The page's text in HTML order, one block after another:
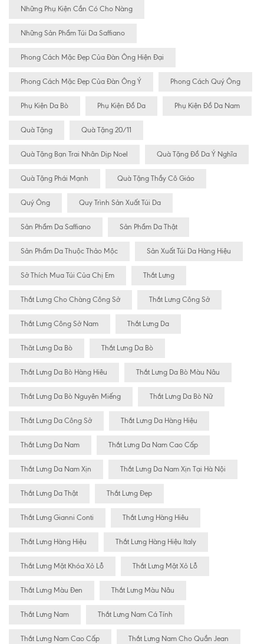
Những Phụ Kiện Cần Có Cho Nàng
Những Sản Phẩm Túi Da Saffiano
Phong Cách Mặc Đẹp Của Đàn Ông Hiện Đại
Phong Cách Mặc Đẹp Của Đàn Ông Ý Phong Cách Quý Ông
Phụ Kiện Da Bò Phụ Kiện Đồ Da Phụ Kiện Đồ Da Nam
Quà Tặng Quà Tặng 20/11
Quà Tặng Bạn Trai Nhân Dịp Noel Quà Tặng Đồ Da Ý Nghĩa
Quà Tặng Phái Mạnh Quà Tặng Thầy Cô Giáo
Quý Ông Quy Trình Sản Xuất Túi Da
Sản Phẩm Da Saffiano Sản Phẩm Da Thật
Sản Phẩm Da Thuộc Thảo Mộc Sản Xuất Túi Da Hàng Hiệu
Sở Thích Mua Túi Của Chị Em Thắt Lưng
Thắt Lưng Cho Chàng Công Sở Thắt Lưng Công Sở
Thắt Lưng Công Sở Nam Thắt Lưng Da
Thăt Lưng Da Bò Thắt Lưng Da Bò
Thắt Lưng Da Bò Hàng Hiêu Thắt Lưng Da Bò Màu Nâu
Thắt Lưng Da Bò Nguyên Miếng Thắt Lưng Da Bò Nữ
Thắt Lưng Da Công Sở Thắt Lưng Da Hàng Hiệu
Thắt Lưng Da Nam Thắt Lưng Da Nam Cao Cấp
Thắt Lưng Da Nam Xịn Thắt Lưng Da Nam Xịn Tại Hà Nội
Thắt Lưng Da Thật Thắt Lưng Đẹp
Thắt Lưng Gianni Conti Thắt Lưng Hàng Hiêu
Thắt Lưng Hàng Hiệu Thắt Lưng Hàng Hiệu Italy
Thắt Lưng Mặt Khóa Xỏ Lỗ Thắt Lưng Mặt Xỏ Lỗ
Thắt Lưng Màu Đen Thắt Lưng Màu Nâu
Thắt Lưng Nam Thắt Lưng Nam Cá Tính
Thắt Lưng Nam Cao Cấp Thắt Lưng Nam Cho Quần Jean